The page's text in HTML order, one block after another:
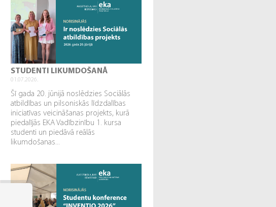
STUDENTI LIKUMDOŠANĀ
01.07.2026.
Šī gada 20. jūnijā noslēdzies Sociālās
atbildības un pilsoniskās līdzdalības
iniciatīvas veicināšanas projekts, kurā
piedalījās EKA Vadībzinību 1. kursa
studenti un piedāvā reālās
likumdošanas...